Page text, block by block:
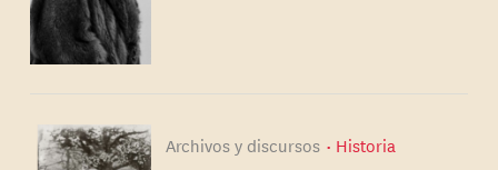
Archivos y discursos Historia